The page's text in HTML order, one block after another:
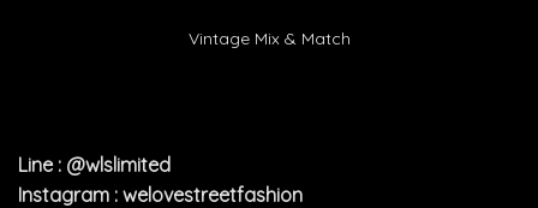
Vintage Mix & Match
Line : @wlslimited
Instagram : welovestreetfashion